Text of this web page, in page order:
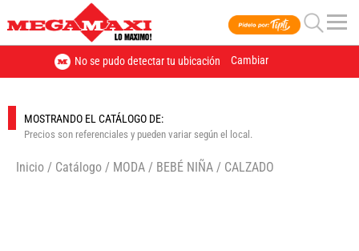
No se pudo detectar tu ubicación Cambiar
MOSTRANDO EL CATÁLOGO DE:
Precios son referenciales y pueden variar según el local.
Inicio / Catálogo / MODA / BEBÉ NIÑA / CALZADO